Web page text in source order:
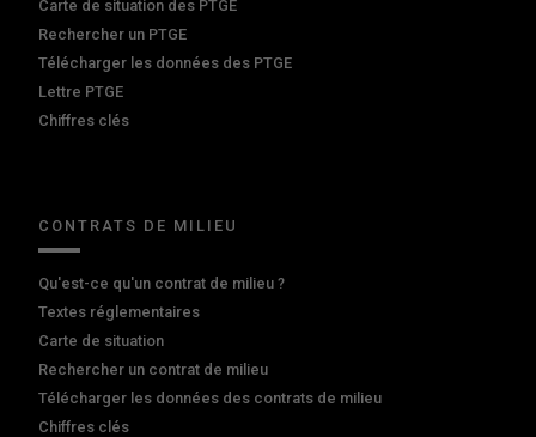
Carte de situation des PTGE
Rechercher un PTGE
Télécharger les données des PTGE
Lettre PTGE
Chiffres clés
CONTRATS DE MILIEU
Qu'est-ce qu'un contrat de milieu ?
Textes réglementaires
Carte de situation
Rechercher un contrat de milieu
Télécharger les données des contrats de milieu
Chiffres clés